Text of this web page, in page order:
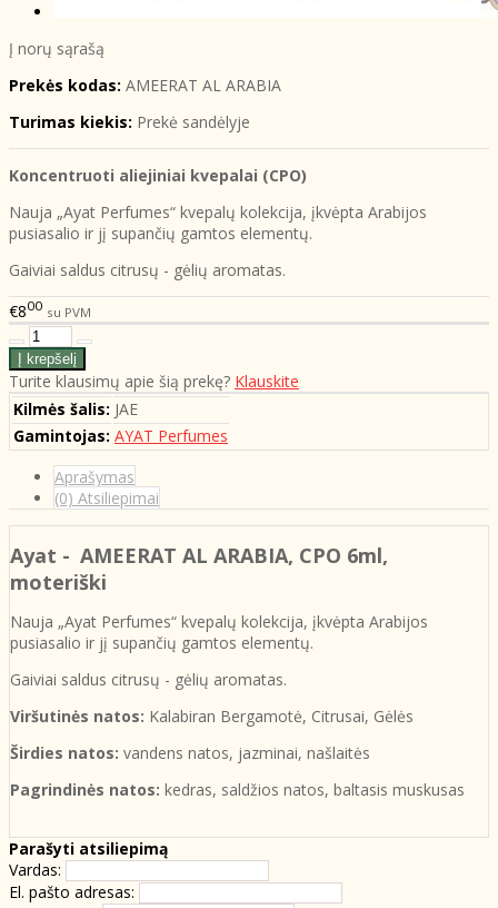
Į norų sąrašą
Prekės kodas: AMEERAT AL ARABIA
Turimas kiekis: Prekė sandėlyje
Koncentruoti aliejiniai kvepalai (CPO)
Nauja „Ayat Perfumes“ kvepalų kolekcija, įkvėpta Arabijos
pusiasalio ir jį supančių gamtos elementų.
Gaiviai saldus citrusų - gėlių aromatas.
€800 su PVM
Turite klausimų apie šią prekę? Klauskite
Kilmės šalis: JAE
Gamintojas: AYAT Perfumes
Aprašymas
(0) Atsiliepimai
Ayat - AMEERAT AL ARABIA, CPO 6ml,
moteriški
Nauja „Ayat Perfumes“ kvepalų kolekcija, įkvėpta Arabijos
pusiasalio ir jį supančių gamtos elementų.
Gaiviai saldus citrusų - gėlių aromatas.
Viršutinės natos: Kalabiran Bergamotė, Citrusai, Gėlės
Širdies natos: vandens natos, jazminai, našlaitės
Pagrindinės natos: kedras, saldžios natos, baltasis muskusas
Parašyti atsiliepimą
Vardas:
El. pašto adresas: